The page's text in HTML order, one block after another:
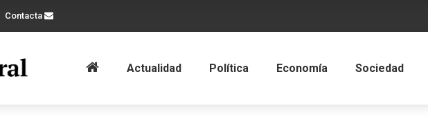
Contacta
Actualidad Política Economía Sociedad